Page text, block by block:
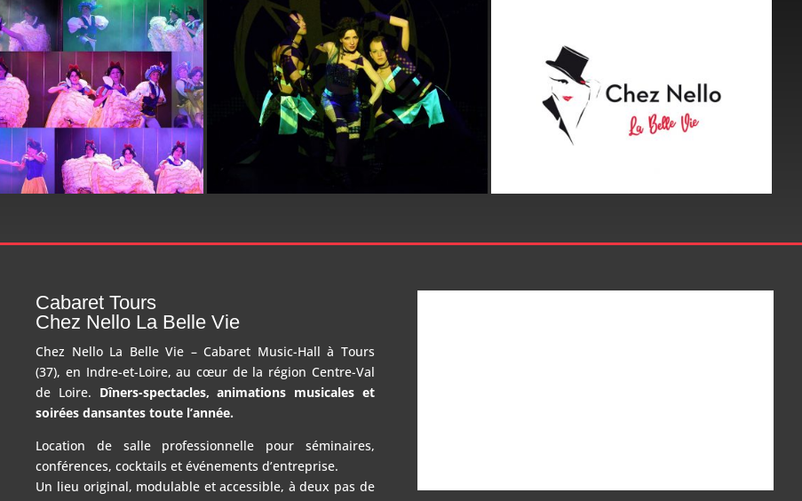
Cabaret Tours
Chez Nello La Belle Vie
Chez Nello La Belle Vie – Cabaret Music-Hall à Tours
(37), en Indre-et-Loire, au cœur de la région Centre-Val
de Loire. Dîners-spectacles, animations musicales et
soirées dansantes toute l’année.
Location de salle professionnelle pour séminaires,
conférences, cocktails et événements d’entreprise.
Un lieu original, modulable et accessible, à deux pas de